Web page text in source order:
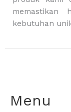
memastikan
kebutuhan
Menu